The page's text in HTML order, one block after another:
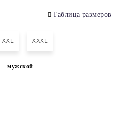
Таблица размеров
XXL XXXL
мужской